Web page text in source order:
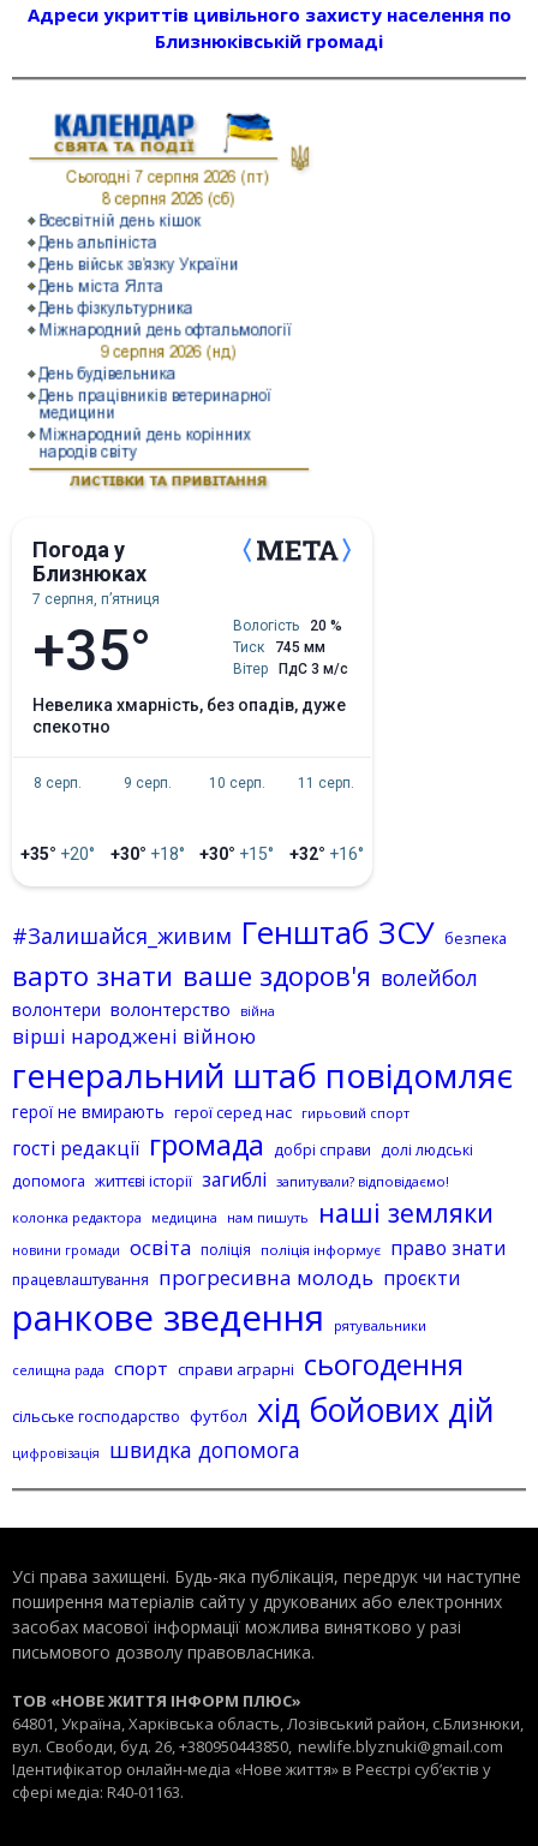
Адреси укриттів цивільного захисту населення по
Близнюківській громаді
Погода у
Близнюках
7 серпня, пʼятниця
+35° Вологість
20 %
Тиск
745 мм
Вітер
ПдС 3 м/с
невелика хмарність, без опадів, дуже
спекотно
8 серп.
+35° +20°
9 серп.
+30° +18°
10 серп.
+30° +15°
11 серп.
+32° +16°
#Залишайся_живим Генштаб ЗСУ безпека
варто знати ваше здоров'я волейбол
волонтери волонтерство війна
вірші народжені війною
генеральний штаб повідомляє
герої не вмирають герої серед нас гирьовий спорт
гості редакції громада добрі справи долі людські
допомога життєві історії загиблі запитували? відповідаємо!
колонка редактора
медицина нам пишуть наші земляки
новини громади освіта поліція поліція інформує право знати
працевлаштування прогресивна молодь проєкти
ранкове зведення рятувальники
селищна рада спорт справи аграрні сьогодення
сільське господарство футбол хід бойових дій
цифровізація швидка допомога
Усі права захищені. Будь-яка публiкацiя, передрук чи наступне
поширення матеріалів сайту у друкованих або електронних
засобах масової інформації можлива винятково у разі
письмового дозволу правовласника.
ТОВ «НОВЕ ЖИТТЯ ІНФОРМ ПЛЮС»
64801, Україна, Харківська область, Лозівський район, с.Близнюки,
вул. Свободи, буд. 26, +380950443850, newlife.blyznuki@gmail.com
Ідентифікатор онлайн-медіа «Нове життя» в Реєстрі суб’єктів у
сфері медіа: R40-01163.